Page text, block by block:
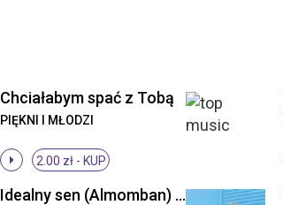
Chciałabym spać z Tobą
PIĘKNI I MŁODZI
2.00 zł - KUP
Idealny sen (Almomban) (Radio Edit)